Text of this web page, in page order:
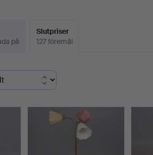
på
Slutpriser
127 föremål